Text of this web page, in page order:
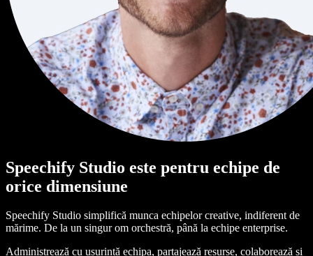
Speechify Studio este pentru echipe de
orice dimensiune
Speechify Studio simplifică munca echipelor creative, indiferent de
mărime. De la un singur om orchestră, până la echipe enterprise.
Administrează cu ușurință echipa, partajează resurse, colaborează și